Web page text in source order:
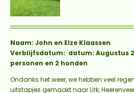
Naam: John en Elze Klaassen
Verblijfsdatum: datum: Augustus
personen en 2 honden
Ondanks het weer, we hebben veel
uitstapjes gemaakt naar Urk,